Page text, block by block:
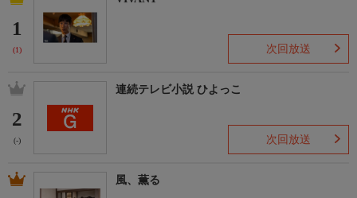
1
(1) 次回放送
2
(-)
連続テレビ小説 ひよっこ
次回放送
風、薫る